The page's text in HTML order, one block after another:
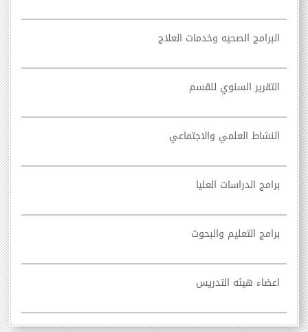
البرامج الصحيه وخدمات العلاج
التقرير السنوي للقسم
النشاط العلمي والاجتماعي
برامج الدراسات العليا
برامج التعليم والبحوث
اعضاء هيئه التدريس